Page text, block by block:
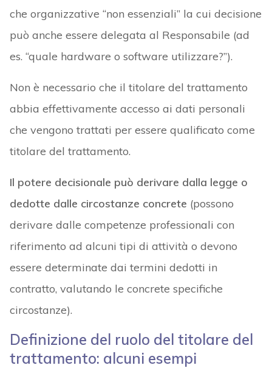
che organizzative “non essenziali” la cui decisione
può anche essere delegata al Responsabile (ad
es. “quale hardware o software utilizzare?”).
Non è necessario che il titolare del trattamento
abbia effettivamente accesso ai dati personali
che vengono trattati per essere qualificato come
titolare del trattamento.
Il potere decisionale può derivare dalla legge o
dedotte dalle circostanze concrete (possono
derivare dalle competenze professionali con
riferimento ad alcuni tipi di attività o devono
essere determinate dai termini dedotti in
contratto, valutando le concrete specifiche
circostanze).
Definizione del ruolo del titolare del
trattamento: alcuni esempi